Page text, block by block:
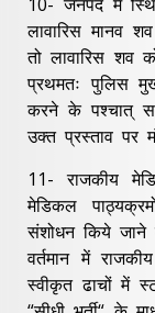
लावारिस मानव
तो लावारिस शव
प्रथमतः पुलिस
करने के पश्चात्
उक्त प्रस्ताव पर
11- राजकीय
मेडिकल
संशोधन किये जाने
वर्तमान में
स्वीकृत ढाचों में